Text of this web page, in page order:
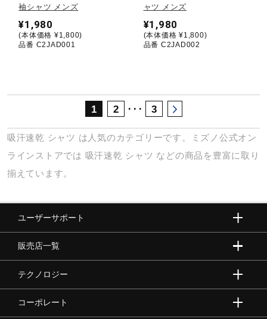
袖シャツ メンズ
¥1,980
(本体価格 ¥1,800)
品番 C2JAD001
ャツ メンズ
¥1,980
(本体価格 ¥1,800)
品番 C2JAD002
1 2 ･･･ 3
吸汗速乾 シャツ は人気のカテゴリーです。ミズノ公式オン
ラインストアでは 吸汗速乾 シャツ などの商品を豊富に取り
揃えています。
ユーザーサポート
販売店一覧
テクノロジー
コーポレート